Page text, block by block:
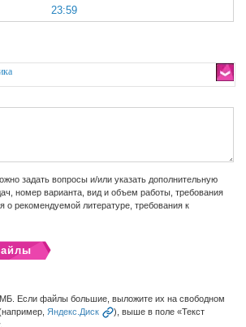
задать вопросы и/или указать дополнительную
номер варианта, вид и объем работы, требования
о рекомендуемой литературе, требования к
Если файлы большие, выложите их на свободном
Яндекс.Диск
), выше в поле «Текст